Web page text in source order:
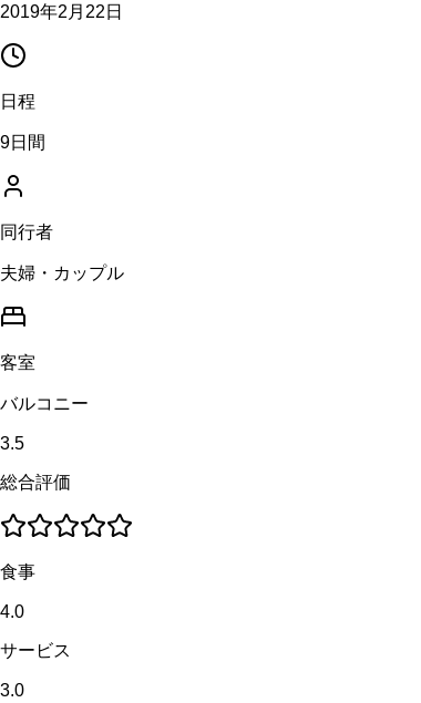
2019年2月22日
日程
9日間
同行者
夫婦・カップル
客室
バルコニー
3.5
総合評価
食事
4.0
サービス
3.0